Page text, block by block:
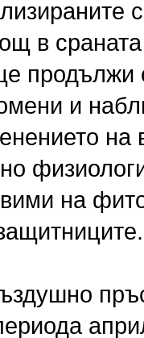
в
продължи
и
на
на